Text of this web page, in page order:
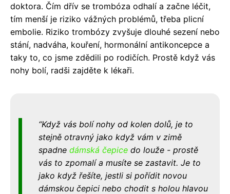
doktora. Čím dřív se trombóza odhalí a začne léčit,
tím menší je riziko vážných problémů, třeba plicní
embolie. Riziko trombózy zvyšuje dlouhé sezení nebo
stání, nadváha, kouření, hormonální antikoncepce a
taky to, co jsme zdědili po rodičích. Prostě když vás
nohy bolí, radši zajděte k lékaři.
Když vás bolí nohy od kolen dolů, je to
stejně otravný jako když vám v zimě
spadne dámská čepice do louže - prostě
vás to zpomalí a musíte se zastavit. Je to
jako když řešíte, jestli si pořídit novou
dámskou čepici nebo chodit s holou hlavou